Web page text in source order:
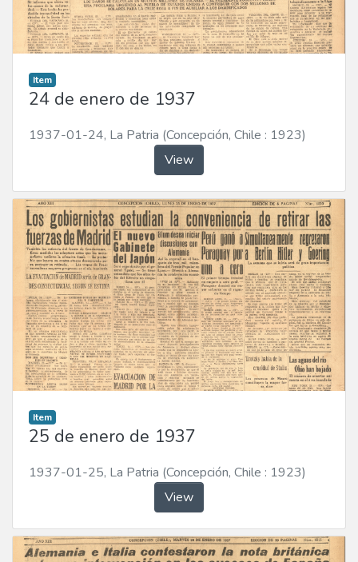
Item
24 de enero de 1937
1937-01-24, La Patria (Concepción, Chile : 1923)
View
Item
25 de enero de 1937
1937-01-25, La Patria (Concepción, Chile : 1923)
View